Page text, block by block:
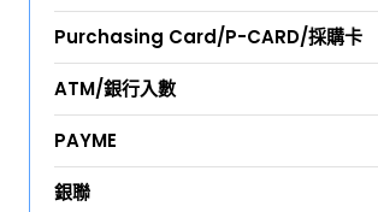
Purchasing Card/P-CARD/採購卡
ATM/銀行入數
PAYME
銀聯